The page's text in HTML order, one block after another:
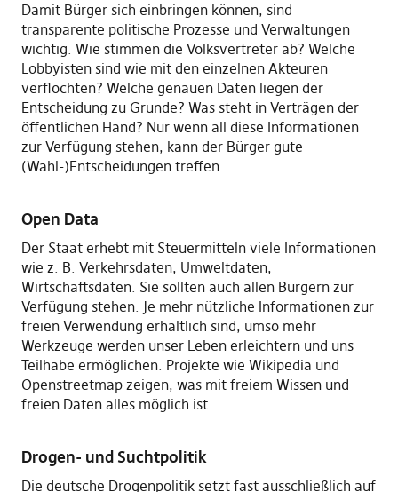
Damit Bürger sich einbringen können, sind
transparente politische Prozesse und Verwaltungen
wichtig. Wie stimmen die Volksvertreter ab? Welche
Lobbyisten sind wie mit den einzelnen Akteuren
verflochten? Welche genauen Daten liegen der
Entscheidung zu Grunde? Was steht in Verträgen der
öffentlichen Hand? Nur wenn all diese Informationen
zur Verfügung stehen, kann der Bürger gute
(Wahl-)Entscheidungen treffen.
Open Data
Der Staat erhebt mit Steuermitteln viele Informationen
wie z. B. Verkehrsdaten, Umweltdaten,
Wirtschaftsdaten. Sie sollten auch allen Bürgern zur
Verfügung stehen. Je mehr nützliche Informationen zur
freien Verwendung erhältlich sind, umso mehr
Werkzeuge werden unser Leben erleichtern und uns
Teilhabe ermöglichen. Projekte wie Wikipedia und
Openstreetmap zeigen, was mit freiem Wissen und
freien Daten alles möglich ist.
Drogen- und Suchtpolitik
Die deutsche Drogenpolitik setzt fast ausschließlich auf